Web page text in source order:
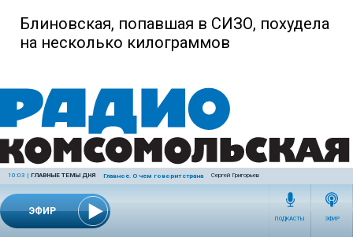
ЭФИР
10:03 | ГЛАВНЫЕ ТЕМЫ ДНЯ Главное. О чем говорит страна Сергей Григорьев
ПОДКАСТЫ ЭФИР
Блиновская, попавшая в СИЗО, похудела
на несколько килограммов
07:37 | 09 августа 2023